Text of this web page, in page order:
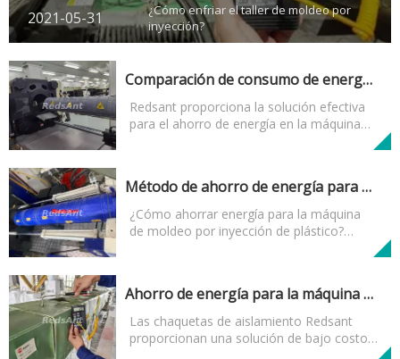
2021-05-31
¿Cómo enfriar el taller de moldeo por
inyección?
Comparación de consumo de energía de máquinas de moldeo por inyección
Redsant proporciona la solución efectiva
para el ahorro de energía en la máquina
Método de ahorro de energía para la máquina de moldeo por inyección de plástico
¿Cómo ahorrar energía para la máquina
de moldeo por inyección de plástico?
plástico. Las chaquetas de aislamiento
rojas proporcionan una solución de bajo
costo para reducir los costos de energía y
acortar el tiempo de inicio entre los
Ahorro de energía para la máquina extrusora de plástico
Las chaquetas de aislamiento Redsant
proporcionan una solución de bajo costo